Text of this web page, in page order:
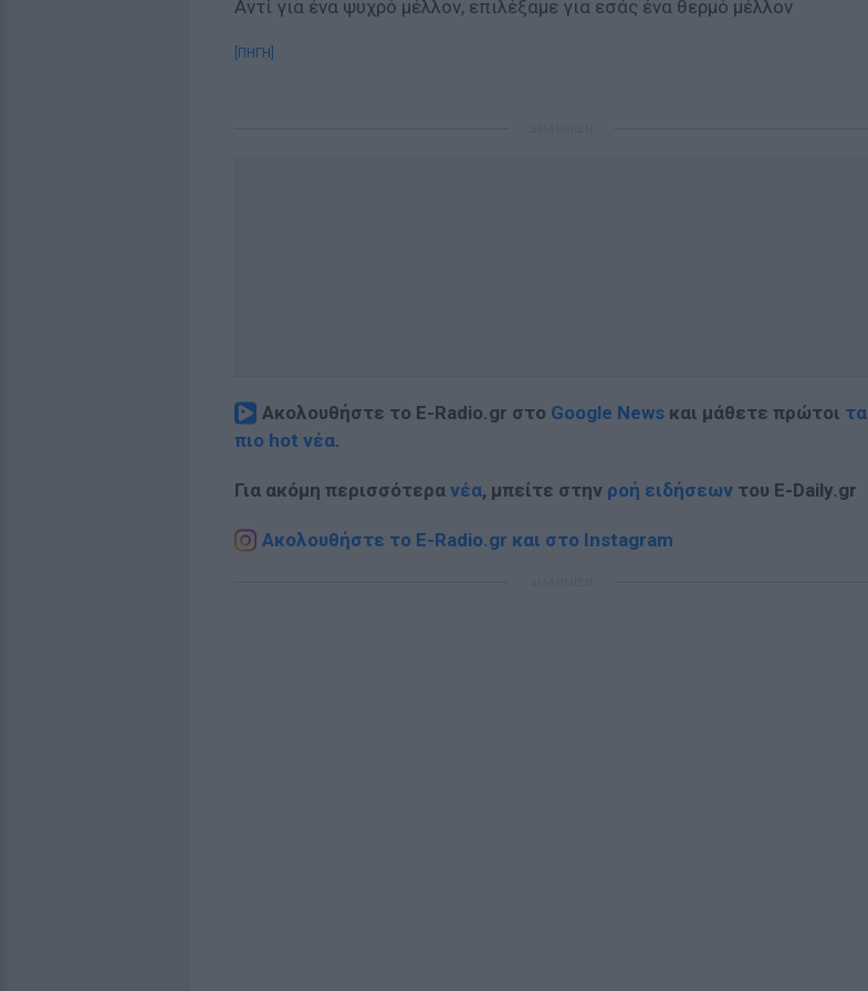
Αντί για ένα ψυχρό μέλλον, επιλέξαμε για εσάς ένα θερμό μέλλον
[ΠΗΓΗ]
Ακολουθήστε το E-Radio.gr στο Google News και μάθετε πρώτοι τα
πιο hot νέα.
Για ακόμη περισσότερα νέα, μπείτε στην ροή ειδήσεων του E-Daily.gr
Ακολουθήστε το E-Radio.gr και στο Instagram